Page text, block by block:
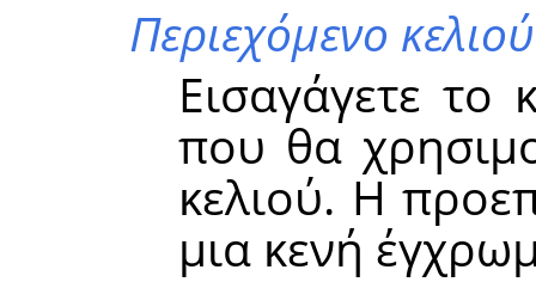
Περιεχόμενο κελιού
Εισαγάγετε το
που θα
κελιού. Η
μια κενή